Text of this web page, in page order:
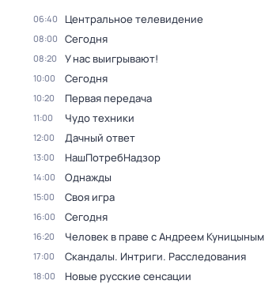
06:40 Центральное телевидение
08:00 Сегодня
08:20 У нас выигрывают!
10:00 Сегодня
10:20 Первая передача
11:00 Чудо техники
12:00 Дачный ответ
13:00 НашПотребНадзор
14:00 Однажды
15:00 Своя игра
16:00 Сегодня
16:20 Человек в праве с Андреем Куницыным
17:00 Скандалы. Интриги. Расследования
18:00 Новые русские сенсации